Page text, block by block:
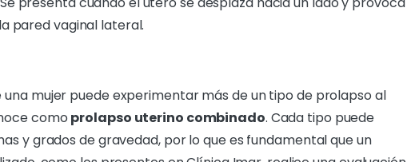
pared vaginal lateral.
mujer puede experimentar más de un tipo de prolapso al
como prolapso uterino combinado. Cada tipo puede
y grados de gravedad, por lo que es fundamental que un